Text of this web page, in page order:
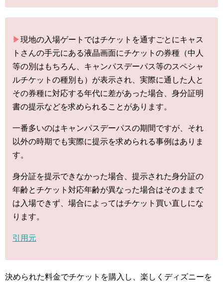
▶︎現地の入場ゲートではチケットを通すごとにキャス
トさんの手元にある液晶画面にチケットの券種（中人
等の別はもちろん、キャンパスデーパス等のスペシャ
ルチケットの種別も）が表示され、実際に通した人と
その券種に対応する年代に差があった場合、身分証明
書の提示などを求められることがあります。
一番多いのはキャンパスデーパスの期間ですが、それ
以外の時期でも実際に提示を求められる事例はありま
す。
身分証を提示できなかった場合、提示された身分証の
年齢とチケット対応年齢が異なった場合はそのままで
は入場できず、場合によってはチケット買い直しにな
ります。
引用元
決められた料金でチケットを購入し、楽しくディズニーを